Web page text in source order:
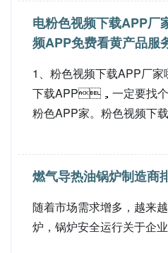
电粉色视频下载APP厂
频APP免费看黄产品服
1、粉色视频下载APP厂家
下载APP，一定要找个
粉色APP家。粉色视频下
燃气导热油锅炉制造商
随着市场需求增多，越
炉，锅炉安全运行关于企